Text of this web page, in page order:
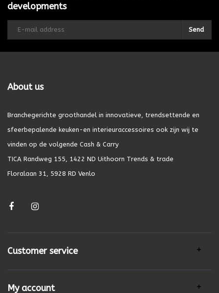
developments
Send
About us
Branchegerichte groothandel in innovatieve, trendsettende en
sfeerbepalende keuken-en interieuraccessoires ook zijn wij te
vinden op de volgende Cash & Carry
TICA Randweg 155, 1422 ND Uithoorn Trends & trade
Floralaan 31, 5928 RD Venlo
Customer service
My account